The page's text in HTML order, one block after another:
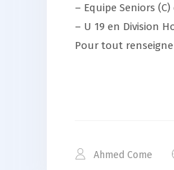
– Equipe Seniors (C)
– U 19 en Division
Pour tout
Ahmed Come